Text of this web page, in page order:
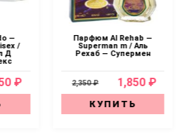
—
/
Д
₽
Парфюм Al Rehab —
Superman m / Аль
Рехаб — Супермен
2,350 ₽ 1,850 ₽
КУПИТЬ